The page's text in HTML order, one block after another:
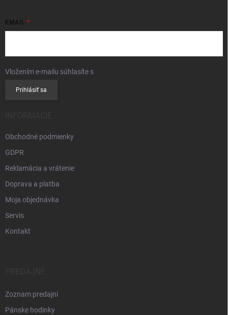
EMAIL
Vložením e-mailu súhlasíte s
Prihlásiť sa
Obchodné podmienky
GDPR
Reklamácia a vrátenie
Doprava a platba
Moja objednávka
Servis
Kontakt
Zoznam predajní
Pánske hodinky